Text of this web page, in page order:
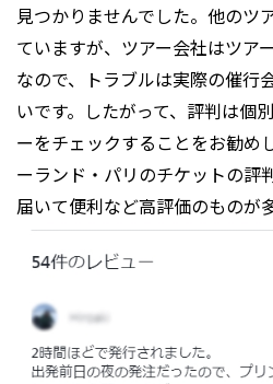
見つかりませんでした。他のツ
ていますが、ツアー会社はツア
なので、トラブルは実際の催行
いです。したがって、評判は個
ーをチェックすることをお勧め
ーランド・パリのチケットの評
届いて便利など高評価のものが